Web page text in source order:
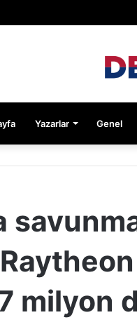
Yazarlar Genel
milyon